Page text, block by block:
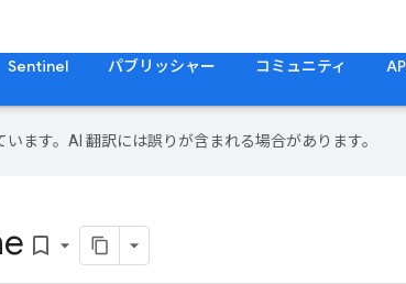
Sentinel パブリッシャー コミュニティ
ます。AI 翻訳には誤りが含まれる場合があります。
bookmark_border